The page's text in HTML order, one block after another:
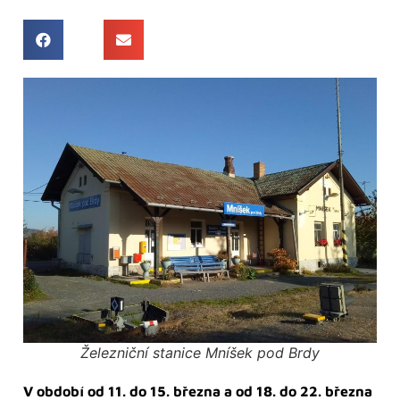
Železniční stanice Mníšek pod Brdy
V období od 11. do 15. března a od 18. do 22. března